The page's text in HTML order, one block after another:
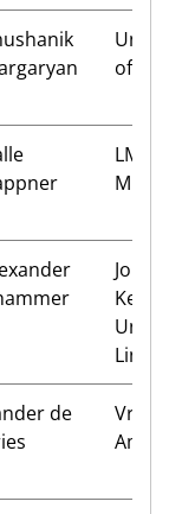
of
LMU
Linz
de
Vrije